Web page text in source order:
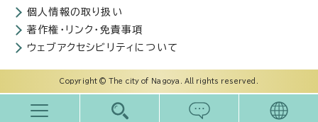
個人情報の取り扱い
著作権・リンク・免責事項
ウェブアクセシビリティについて
Copyright © The city of Nagoya. All rights reserved.